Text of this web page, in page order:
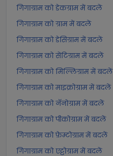
गिगाग्राम को डेकग्राम में बदलें
गिगाग्राम को ग्राम में बदलें
गिगाग्राम को डेसिग्राम में बदलें
गिगाग्राम को सेंटिग्राम में बदलें
गिगाग्राम को मिल्लिग्राम में बदलें
गिगाग्राम को माइक्रोग्राम में बदलें
गिगाग्राम को नॅनोग्राम में बदलें
गिगाग्राम को पीकोग्राम में बदलें
गिगाग्राम को फ़ेम्टोग्राम में बदलें
गिगाग्राम को एट्टोग्राम में बदलें